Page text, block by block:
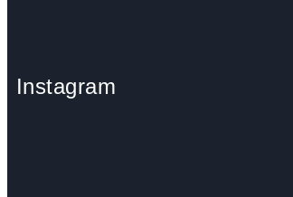
Instagram